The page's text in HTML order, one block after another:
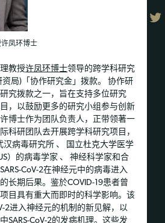
凤环博士
教授许凤环博士领导的跨学科研究
局)「协作研究金」拨款。 协作研
究拨款之一，旨在支持多位研究
，以鼓励更多的研究小组参与创新
博士作为团队负责人，正带领著一
科研团队去开展跨学科研究项目，
汉病毒研究所 、 国立杜克大学医学
）的病毒学家 、 神经科学家和合
CoV-2在神经元中的病毒进入
长期后果。鉴於COVID-19患者曾
目具有重大而即时的科学影响。该
2进入神经元的机制的新见解，以
SARS-CoV-2的发病机理。这些发